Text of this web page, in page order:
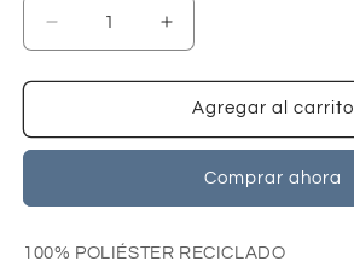
Reducir
cantidad
para
ORIGINAL
Aumentar
cantidad
para
GORRA
ORIGINAL
Agregar al carrito
Comprar ahora
100% POLIÉSTER RECICLADO